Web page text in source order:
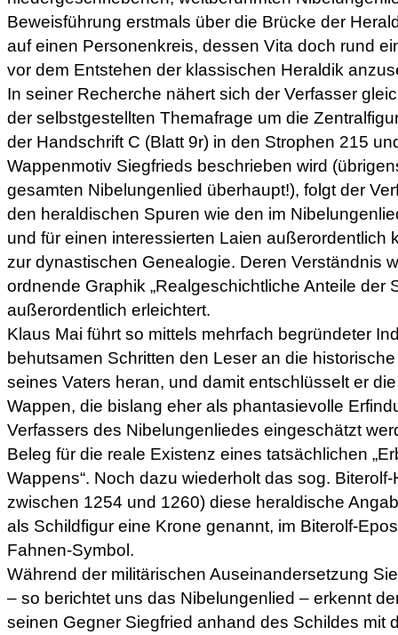
Beweisführung erstmals über die Brücke der
auf einen Personenkreis, dessen Vita doch rund
vor dem Entstehen der klassischen Heraldik
In seiner Recherche nähert sich der Verfasser
der selbstgestellten Themafrage um die
der Handschrift C (Blatt 9r) in den Strophen 215
Wappenmotiv Siegfrieds beschrieben wird
gesamten Nibelungenlied überhaupt!), folgt der
den heraldischen Spuren wie den im
und für einen interessierten Laien außerordentlich
zur dynastischen Genealogie. Deren Verständnis
ordnende Graphik „Realgeschichtliche Anteile der
außerordentlich erleichtert.
Klaus Mai führt so mittels mehrfach begründeter
behutsamen Schritten den Leser an die
seines Vaters heran, und damit entschlüsselt er
Wappen, die bislang eher als phantasievolle
Verfassers des Nibelungenliedes eingeschätzt
Beleg für die reale Existenz eines tatsächlichen
Wappens“. Noch dazu wiederholt das sog.
zwischen 1254 und 1260) diese heraldische
als Schildfigur eine Krone genannt, im Biterolf-
Fahnen-Symbol.
Während der militärischen Auseinandersetzung
– so berichtet uns das Nibelungenlied – erkennt
seinen Gegner Siegfried anhand des Schildes mit